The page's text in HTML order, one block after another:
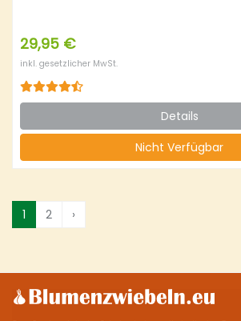
29,95 €
inkl. gesetzlicher MwSt.
Details
Nicht Verfügbar
1 2 ›